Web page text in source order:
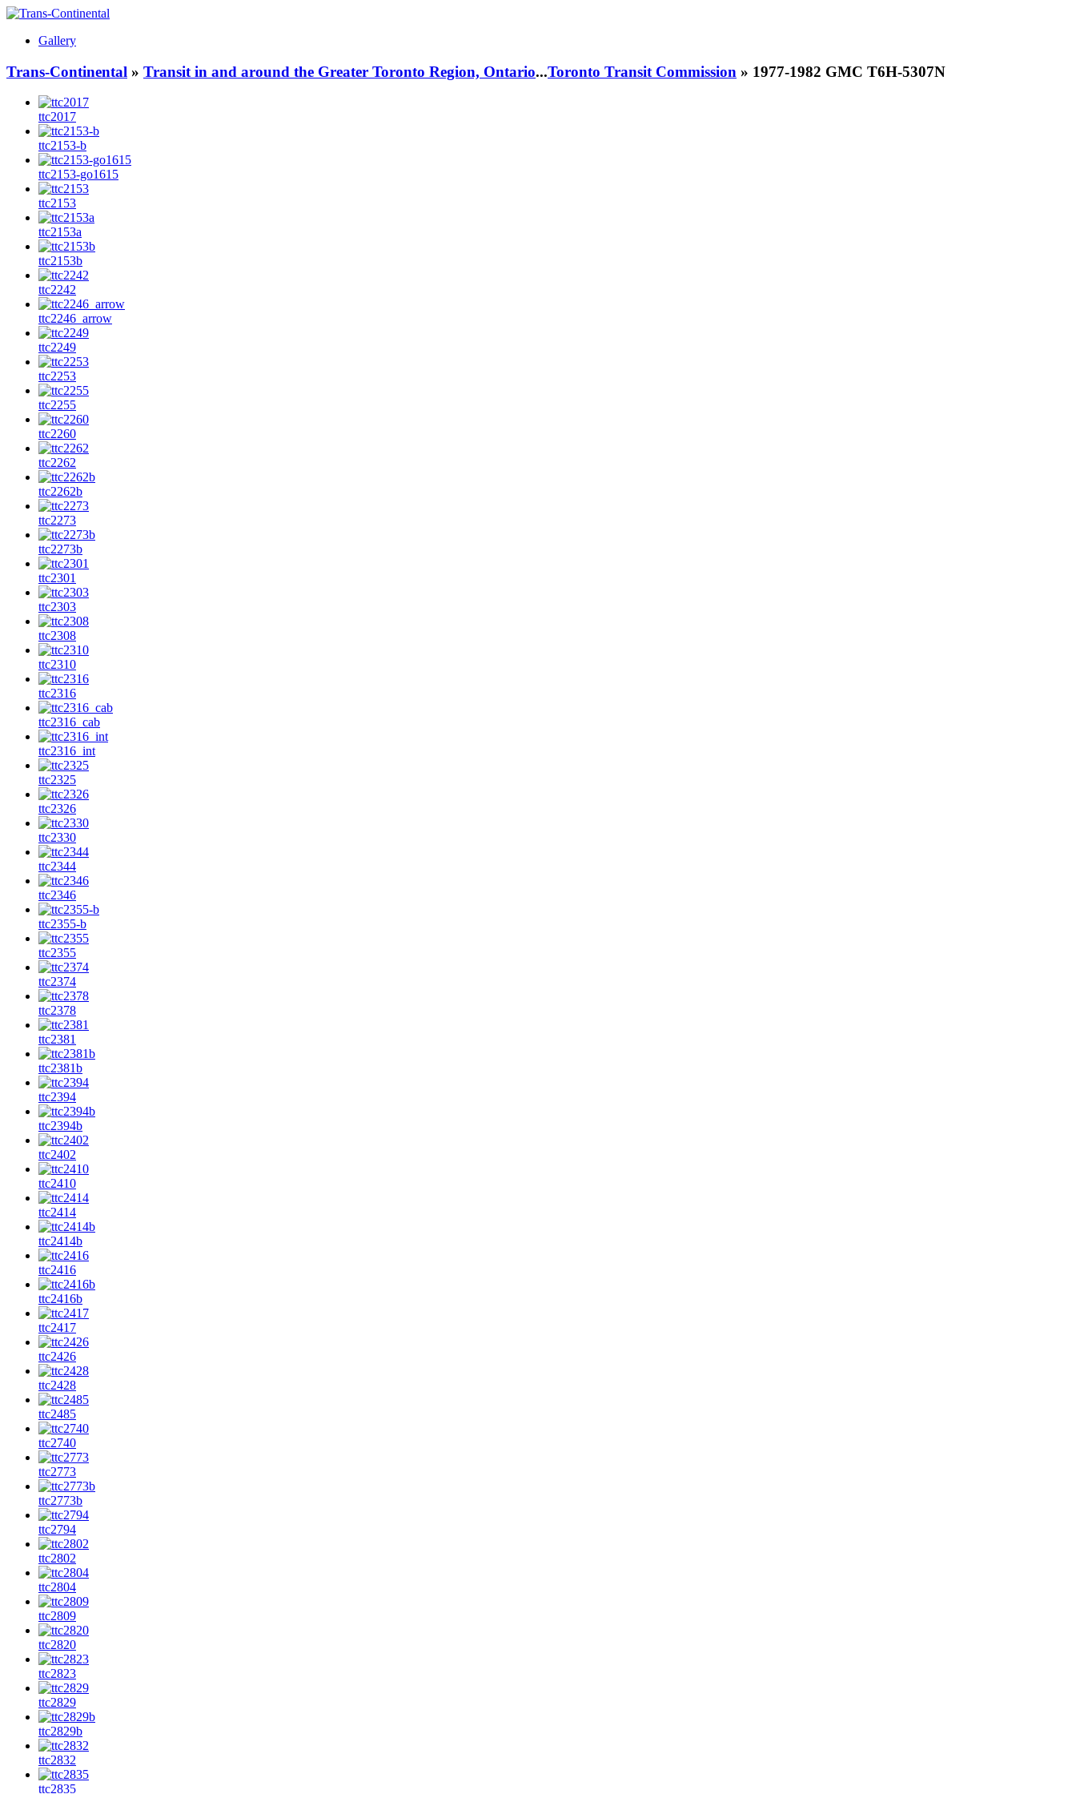
Gallery
Trans-Continental » Transit in and around the Greater Toronto Region, Ontario...Toronto Transit Commission » 1977-1982 GMC T6H-5307N
ttc2017
ttc2153-b
ttc2153-go1615
ttc2153
ttc2153a
ttc2153b
ttc2242
ttc2246_arrow
ttc2249
ttc2253
ttc2255
ttc2260
ttc2262
ttc2262b
ttc2273
ttc2273b
ttc2301
ttc2303
ttc2308
ttc2310
ttc2316
ttc2316_cab
ttc2316_int
ttc2325
ttc2326
ttc2330
ttc2344
ttc2346
ttc2355-b
ttc2355
ttc2374
ttc2378
ttc2381
ttc2381b
ttc2394
ttc2394b
ttc2402
ttc2410
ttc2414
ttc2414b
ttc2416
ttc2416b
ttc2417
ttc2426
ttc2428
ttc2485
ttc2740
ttc2773
ttc2773b
ttc2794
ttc2802
ttc2804
ttc2809
ttc2820
ttc2823
ttc2829
ttc2829b
ttc2832
ttc2835